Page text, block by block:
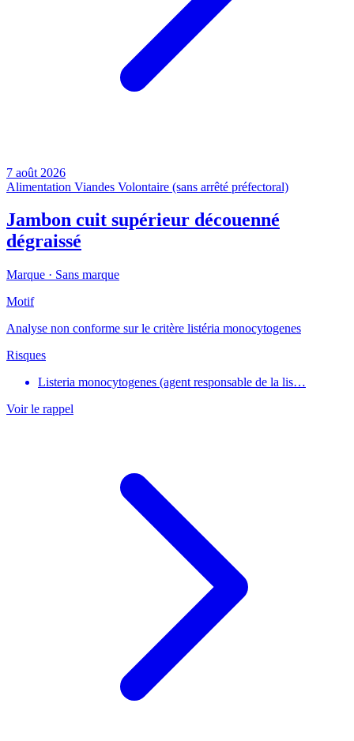
7 août 2026
Alimentation Viandes Volontaire (sans arrêté préfectoral)
Jambon cuit supérieur découenné
dégraissé
Marque · Sans marque
Motif
Analyse non conforme sur le critère listéria monocytogenes
Risques
Listeria monocytogenes (agent responsable de la lis…
Voir le rappel